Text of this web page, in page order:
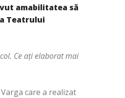
amabilitatea să
Teatrului
Ce aţi elaborat mai
care a realizat